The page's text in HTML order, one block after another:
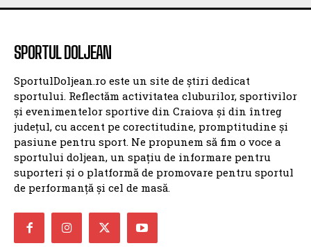
SPORTUL DOLJEAN
SPORTUL DOLJEAN
SportulDoljean.ro este un site de știri dedicat
sportului. Reflectăm activitatea cluburilor, sportivilor
și evenimentelor sportive din Craiova și din întreg
județul, cu accent pe corectitudine, promptitudine și
pasiune pentru sport. Ne propunem să fim o voce a
sportului doljean, un spațiu de informare pentru
suporteri și o platformă de promovare pentru sportul
de performanță și cel de masă.